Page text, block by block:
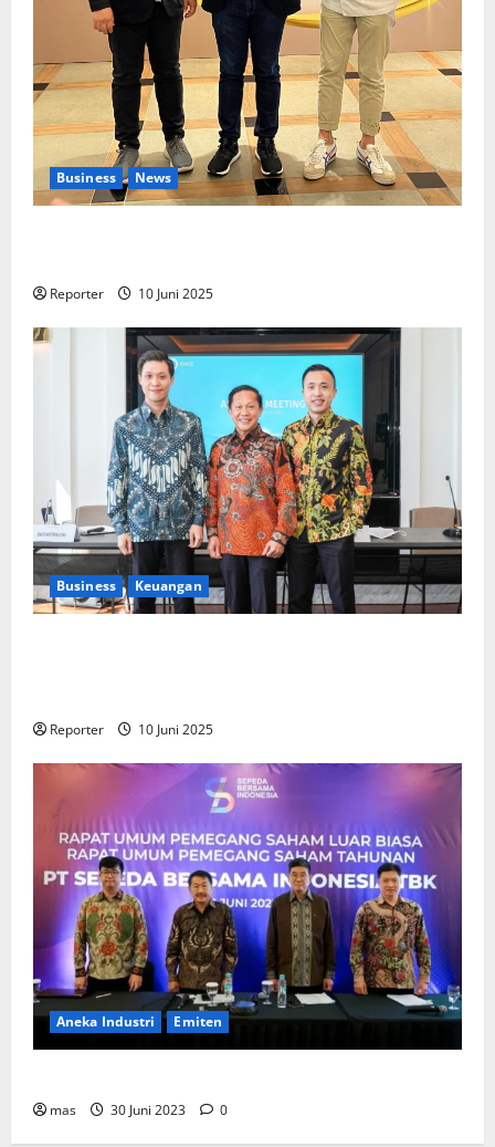
Business News
Reporter 10 Juni 2025
Business Keuangan
Reporter 10 Juni 2025
Aneka Industri Emiten
mas 30 Juni 2023 0